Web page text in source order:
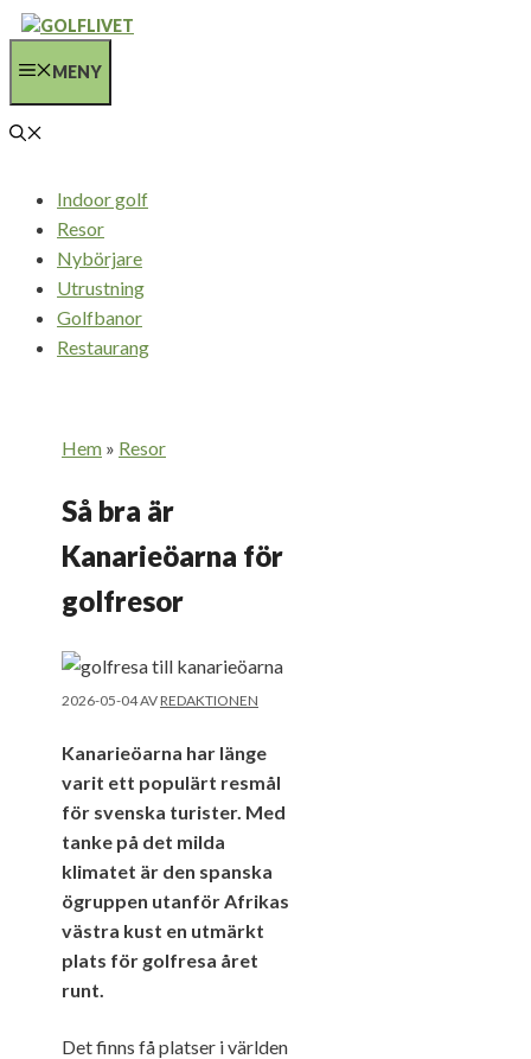
Hoppa
innehållMENY
Indoor golf
Resor
Nybörjare
Utrustning
Golfbanor
Restaurang
Hem » Resor
Så bra är
Kanarieöarna för
golfresor
2026-05-04AVREDAKTIONEN
Kanarieöarna har länge
varit ett populärt resmål
för svenska turister. Med
tanke på det milda
klimatet är den spanska
ögruppen utanför Afrikas
västra kust en utmärkt
plats för golfresa året
runt.
Det finns få platser i världen